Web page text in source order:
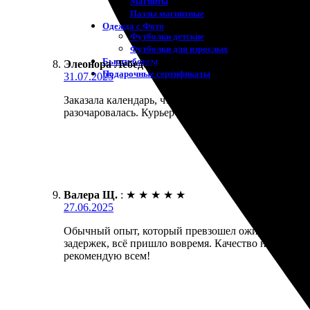
Пазлы магнитные
Одежда с Фото
Футболки детские
Футболки для взрослых
Бьюти-боксы
Подарочные сертификаты
Элеонора Лебедева
31.07.2025
Заказала календарь, чтобы украсить интерьер.
разочаровалась. Курьер доставил вовремя,
Валера Щ. : ★ ★ ★ ★ ★
27.06.2025
Обычный опыт, который превзошел ожидания.
задержек, всё пришло вовремя. Качество на
рекомендую всем!